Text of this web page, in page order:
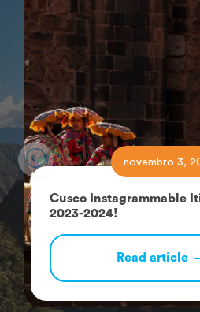
novembro 3,
Cusco Instagrammable
2023-2024!
Read article